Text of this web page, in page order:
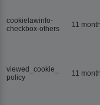
cookielawinfo-
checkbox-others
11
viewed_cookie_
policy
11